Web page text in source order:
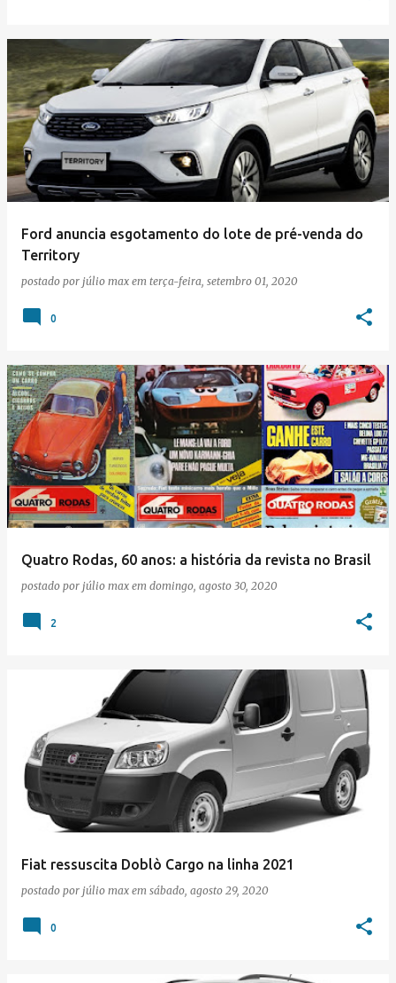
Ford anuncia esgotamento do lote de pré-venda do
Territory
postado por júlio max em terça-feira, setembro 01, 2020
0
Quatro Rodas, 60 anos: a história da revista no Brasil
postado por júlio max em domingo, agosto 30, 2020
2
Fiat ressuscita Doblò Cargo na linha 2021
postado por júlio max em sábado, agosto 29, 2020
0